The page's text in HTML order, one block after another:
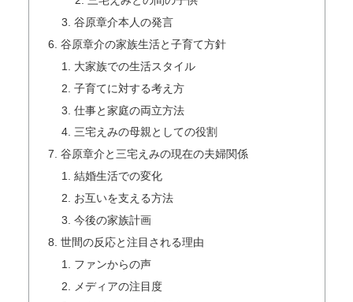
谷原章介本人の発言
谷原章介の家族生活と子育て方針
大家族での生活スタイル
子育てに対する考え方
仕事と家庭の両立方法
三宅えみの母親としての役割
谷原章介と三宅えみの現在の夫婦関係
結婚生活での変化
お互いを支える方法
今後の家族計画
世間の反応と注目される理由
ファンからの声
メディアの注目度